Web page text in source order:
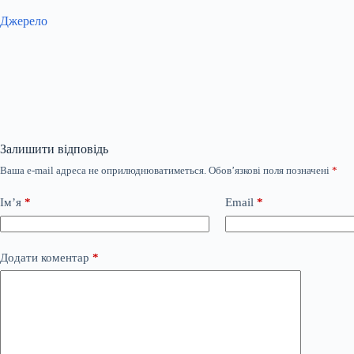
Джерело
Залишити відповідь
Ваша e-mail адреса не оприлюднюватиметься. Обов’язкові поля позначені *
Ім’я * Email *
Додати коментар *